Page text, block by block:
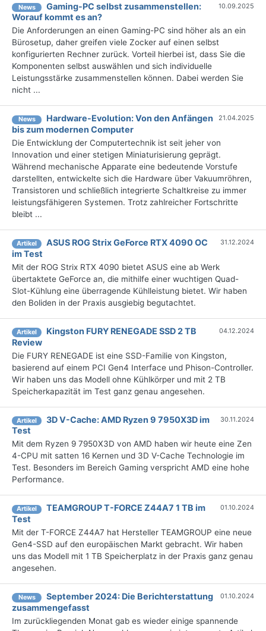
News
Gaming-PC selbst zusammenstellen:
Worauf kommt es an?
10.09.2025
Die Anforderungen an einen Gaming-PC sind höher als an ein
Bürosetup, daher greifen viele Zocker auf einen selbst
konfigurierten Rechner zurück. Vorteil hierbei ist, dass Sie die
Komponenten selbst auswählen und sich individuelle
Leistungsstärke zusammenstellen können. Dabei werden Sie
nicht ...
News
Hardware-Evolution: Von den Anfängen
bis zum modernen Computer
21.04.2025
Die Entwicklung der Computertechnik ist seit jeher von
Innovation und einer stetigen Miniaturisierung geprägt.
Während mechanische Apparate eine bedeutende Vorstufe
darstellten, entwickelte sich die Hardware über Vakuumröhren,
Transistoren und schließlich integrierte Schaltkreise zu immer
leistungsfähigeren Systemen. Trotz zahlreicher Fortschritte
bleibt ...
Artikel
ASUS ROG Strix GeForce RTX 4090 OC
im Test
31.12.2024
Mit der ROG Strix RTX 4090 bietet ASUS eine ab Werk
übertaktete GeForce an, die mithilfe einer wuchtigen Quad-
Slot-Kühlung eine überragende Kühlleistung bietet. Wir haben
den Boliden in der Praxis ausgiebig begutachtet.
Artikel
Kingston FURY RENEGADE SSD 2 TB
Review
04.12.2024
Die FURY RENEGADE ist eine SSD-Familie von Kingston,
basierend auf einem PCI Gen4 Interface und Phison-Controller.
Wir haben uns das Modell ohne Kühlkörper und mit 2 TB
Speicherkapazität im Test ganz genau angesehen.
Artikel
3D V-Cache: AMD Ryzen 9 7950X3D im
Test
30.11.2024
Mit dem Ryzen 9 7950X3D von AMD haben wir heute eine Zen
4-CPU mit satten 16 Kernen und 3D V-Cache Technologie im
Test. Besonders im Bereich Gaming verspricht AMD eine hohe
Performance.
Artikel
TEAMGROUP T-FORCE Z44A7 1 TB im
Test
01.10.2024
Mit der T-FORCE Z44A7 hat Hersteller TEAMGROUP eine neue
Gen4-SSD auf den europäischen Markt gebracht. Wir haben
uns das Modell mit 1 TB Speicherplatz in der Praxis ganz genau
angesehen.
News
September 2024: Die Bericht­erstattung
zusammengefasst
01.10.2024
Im zurückliegenden Monat gab es wieder einige spannende